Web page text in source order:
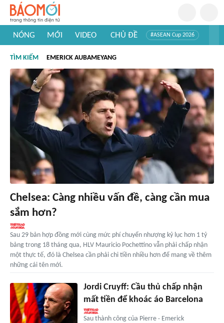
NÓNG MỚI VIDEO CHỦ ĐỀ #ASEAN Cup 2026
#Khám phá thế giới
TÌM KIẾM EMERICK AUBAMEYANG
Chelsea: Càng nhiều vấn đề, càng cần mua
sắm hơn?
Sau 29 bản hợp đồng mới cùng mức phí chuyển nhượng kỷ lục hơn 1 tỷ
bảng trong 18 tháng qua, HLV Mauricio Pochettino vẫn phải chấp nhận
một thực tế, đó là Chelsea cần phải chi tiền nhiều hơn để mang về thêm
những cái tên mới.
Jordi Cruyff: Cầu thủ chấp nhận
mất tiền để khoác áo Barcelona
Sau thành công của Pierre ‑ Emerick